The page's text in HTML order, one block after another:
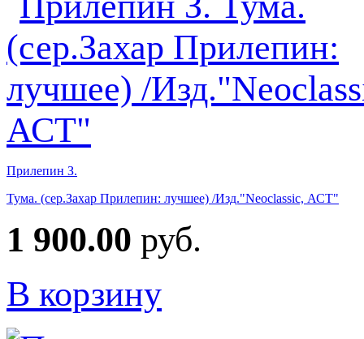
Прилепин З.
Тума. (сер.Захар Прилепин: лучшее) /Изд."Neoclassic, АСТ"
1 900.00 руб.
В корзину